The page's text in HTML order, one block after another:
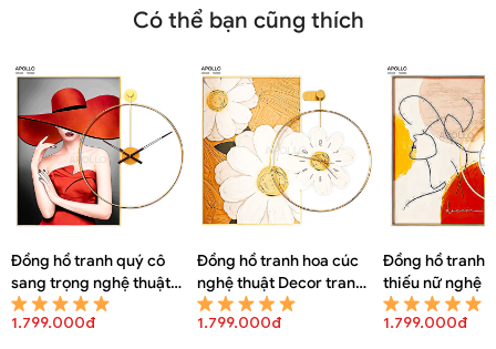
Có thể bạn cũng thích
Đồng hồ tranh quý cô
sang trọng nghệ thuật
Decor trang trí DOHO
6083A
1.799.000đ
Đồng hồ tranh hoa cúc
nghệ thuật Decor trang
trí DOHO 6082A
1.799.000đ
Đồng hồ tranh
thiếu nữ nghệ
Decor trang trí
6081A
1.799.000đ